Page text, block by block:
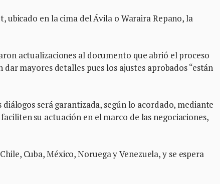
en la cima del Ávila o Waraira Repano, la
actualizaciones al documento que abrió el proceso
mayores detalles pues los ajustes aprobados “están
será garantizada, según lo acordado, mediante
su actuación en el marco de las negociaciones,
Cuba, México, Noruega y Venezuela, y se espera